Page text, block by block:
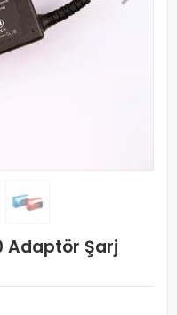
Adaptör Şarj